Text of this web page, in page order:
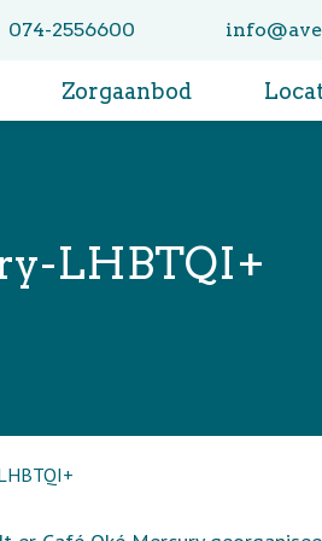
074-2556600
Zorgaanbod
LHBTQI+